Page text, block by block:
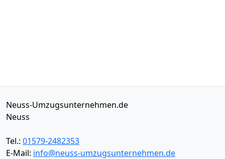
Neuss-Umzugsunternehmen.de
Neuss
Tel.: 01579-2482353
E-Mail: info@neuss-umzugsunternehmen.de